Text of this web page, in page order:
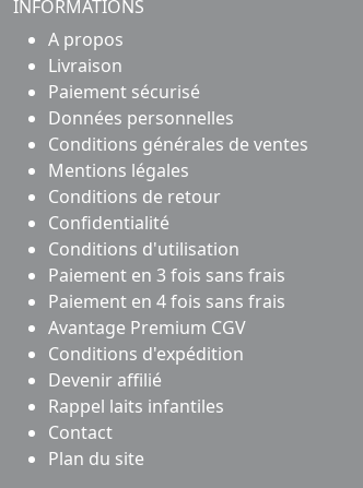
INFORMATIONS
A propos
Livraison
Paiement sécurisé
Données personnelles
Conditions générales de ventes
Mentions légales
Conditions de retour
Confidentialité
Conditions d'utilisation
Paiement en 3 fois sans frais
Paiement en 4 fois sans frais
Avantage Premium CGV
Conditions d'expédition
Devenir affilié
Rappel laits infantiles
Contact
Plan du site